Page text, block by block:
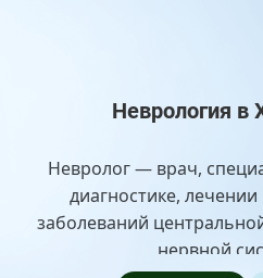
Неврология в
Невролог — врач,
диагностике,
заболеваний
нервной